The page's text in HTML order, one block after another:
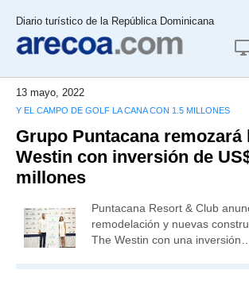
Diario turístico de la República Dominicana
13 mayo, 2022
Y EL CAMPO DE GOLF LA CANA CON 1.5 MILLONES
Grupo Puntacana remozará
Westin con inversión de
millones
Puntacana Resort & Club
remodelación y nuevas
The Westin con una inversión…